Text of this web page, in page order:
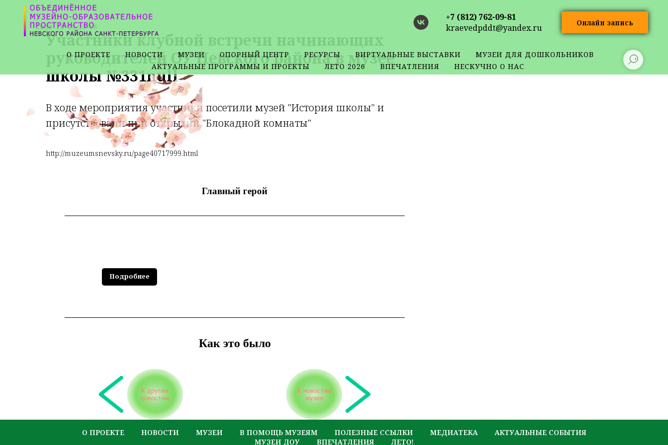
+7 (812) 762-09-81
kraevedpddt@yandex.ru
Онлайн запись
О ПРОЕКТЕ НОВОСТИ МУЗЕИ ОПОРНЫЙ ЦЕНТР РЕСУРСЫ ВИРТУАЛЬНЫЕ ВЫСТАВКИ
МУЗЕИ ДЛЯ ДОШКОЛЬНИКОВ
АКТУАЛЬНЫЕ ПРОГРАММЫ И ПРОЕКТЫ
ЛЕТО 2026 ВПЕЧАТЛЕНИЯ НЕСКУЧНО О НАС
Участники клубной встречи начинающих
руководителей ОУ Невского района в музее
школы №331null
В ходе мероприятия участники посетили музей "История школы" и
присутствовали при открытии "Блокадной комнаты"
http://muzeumsnevsky.ru/page40717999.html
2023-10-26 15:18
Главный герой
Подробнее
Как это было
К другим
новостям
К новостям
музея
О ПРОЕКТЕ НОВОСТИ МУЗЕИ В ПОМОЩЬ МУЗЕЯМ ПОЛЕЗНЫЕ ССЫЛКИ МЕДИАТЕКА
АКТУАЛЬНЫЕ СОБЫТИЯ
МУЗЕИ ДОУ
ВПЕЧАТЛЕНИЯ ЛЕТО!